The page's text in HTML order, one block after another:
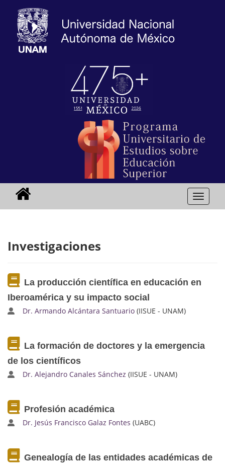
Investigaciones
La producción científica en educación en
Iberoamérica y su impacto social
Dr. Armando Alcántara Santuario (IISUE - UNAM)
La formación de doctores y la emergencia
de los científicos
Dr. Alejandro Canales Sánchez (IISUE - UNAM)
Profesión académica
Dr. Jesús Francisco Galaz Fontes (UABC)
Genealogía de las entidades académicas de